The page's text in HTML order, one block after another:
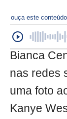
ouça este conteúdo
Bianca
nas redes
uma foto
Kanye